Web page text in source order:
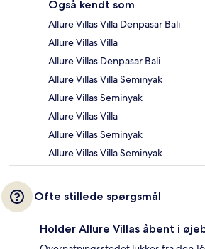
Også kendt som
Allure Villas Villa Denpasar Bali
Allure Villas Villa
Allure Villas Denpasar Bali
Allure Villas Villa Seminyak
Allure Villas Seminyak
Allure Villas Villa
Allure Villas Seminyak
Allure Villas Villa Seminyak
Ofte stillede spørgsmål
Holder Allure Villas åbent i